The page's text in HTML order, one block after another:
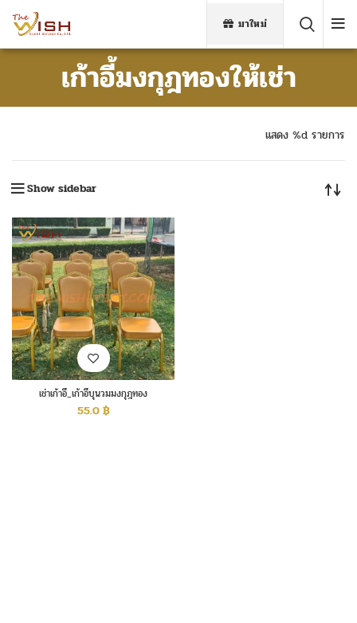
มาใหม่
เก้าอี้มงกุฎทองให้เช่า
แสดง %d รายการ
Show sidebar
เช่าเก้าอี้_เก้าอี้บุนวมมงกุฎทอง
55.0฿